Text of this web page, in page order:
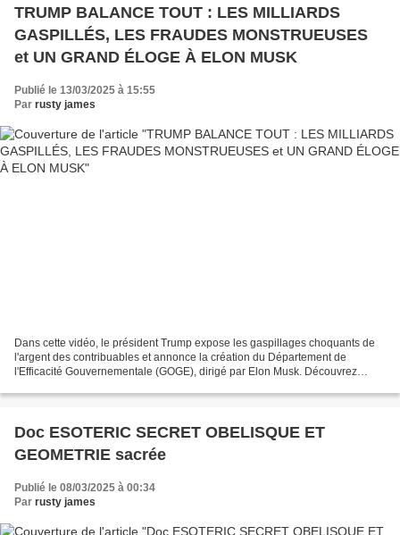
TRUMP BALANCE TOUT : LES MILLIARDS
GASPILLÉS, LES FRAUDES MONSTRUEUSES
et UN GRAND ÉLOGE À ELON MUSK
Publié le 13/03/2025 à 15:55
Par rusty james
Dans cette vidéo, le président Trump expose les gaspillages choquants de
l'argent des contribuables et annonce la création du Département de
l'Efficacité Gouvernementale (GOGE), dirigé par Elon Musk. Découvrez
Doc ESOTERIC SECRET OBELISQUE ET
GEOMETRIE sacrée
Publié le 08/03/2025 à 00:34
Par rusty james